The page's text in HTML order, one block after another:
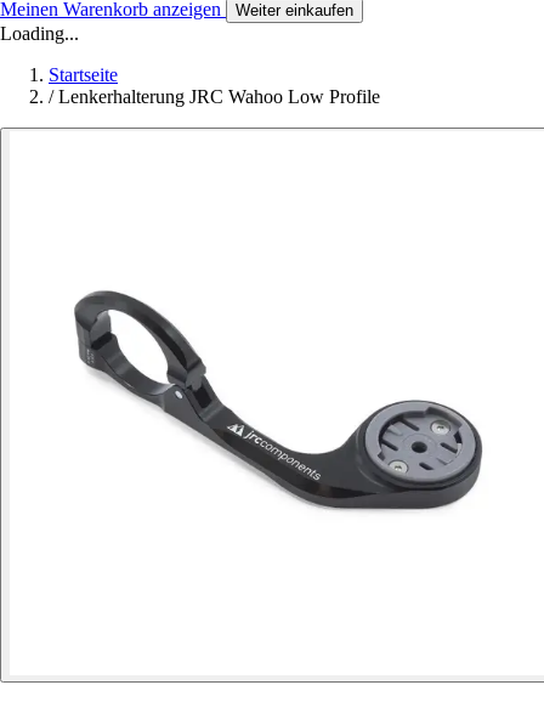
Meinen Warenkorb anzeigen Weiter einkaufen
Loading...
Startseite
/ Lenkerhalterung JRC Wahoo Low Profile